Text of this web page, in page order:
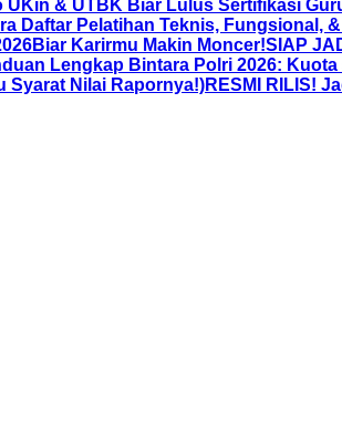
UKin & UTBK Biar Lulus Sertifikasi
Daftar Pelatihan Teknis, Fungsional,
Karirmu Makin Moncer!SIAP
Lengkap Bintara Polri 2026:
Syarat Nilai Rapornya!)RESMI RILIS!